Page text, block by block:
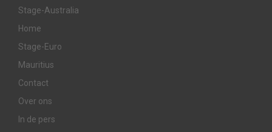
Stage-Australia
Home
Stage-Euro
Mauritius
Contact
Over ons
In de pers